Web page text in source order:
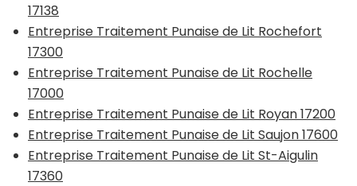
17138
Entreprise Traitement Punaise de Lit Rochefort
17300
Entreprise Traitement Punaise de Lit Rochelle
17000
Entreprise Traitement Punaise de Lit Royan 17200
Entreprise Traitement Punaise de Lit Saujon 17600
Entreprise Traitement Punaise de Lit St-Aigulin
17360